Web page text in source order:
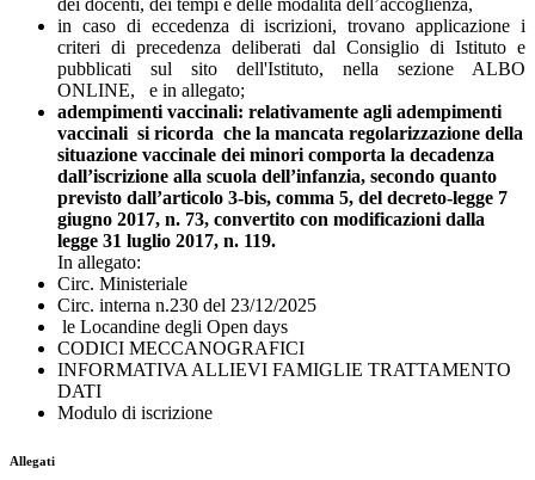
dei docenti, dei tempi e delle modalità dell’accoglienza,
in caso di eccedenza di iscrizioni, trovano applicazione i
criteri di precedenza deliberati dal Consiglio di Istituto e
pubblicati sul sito dell'Istituto, nella sezione ALBO
ONLINE, e in allegato;
adempimenti vaccinali: relativamente agli adempimenti
vaccinali si ricorda che la mancata regolarizzazione della
situazione vaccinale dei minori comporta la decadenza
dall’iscrizione alla scuola dell’infanzia, secondo quanto
previsto dall’articolo 3-bis, comma 5, del decreto-legge 7
giugno 2017, n. 73, convertito con modificazioni dalla
legge 31 luglio 2017, n. 119.
In allegato:
Circ. Ministeriale
Circ. interna n.230 del 23/12/2025
le Locandine degli Open days
CODICI MECCANOGRAFICI
INFORMATIVA ALLIEVI FAMIGLIE TRATTAMENTO
DATI
Modulo di iscrizione
Allegati